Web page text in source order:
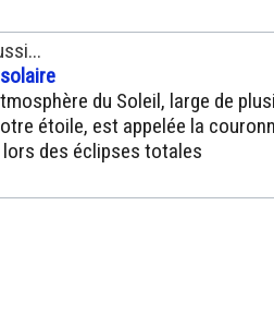
du Soleil, large de
étoile, est appelée la
des éclipses totales